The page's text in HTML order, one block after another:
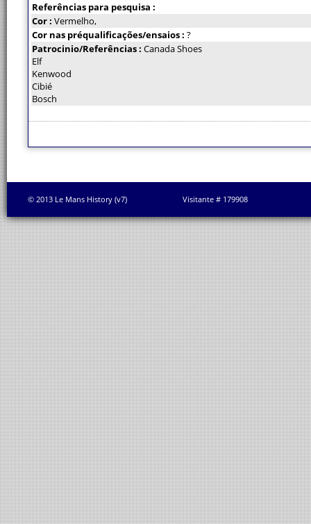
Referências para pesquisa :
Cor : Vermelho,
Cor nas préqualificações/ensaios : ?
Patrocinio/Referências : Canada Shoes
Elf
Kenwood
Cibié
Bosch
© 2013 Le Mans History (v7) Visitante # 179908